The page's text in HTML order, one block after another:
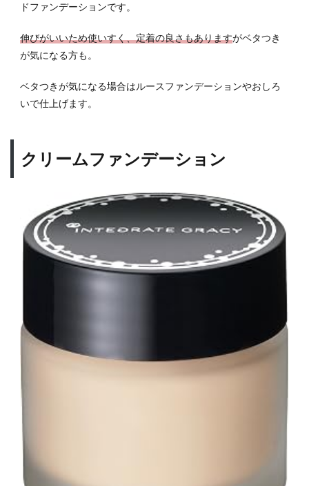
ドファンデーションです。
伸びがいいため使いすく、定着の良さもありますがベタつき
が気になる方も。
ベタつきが気になる場合はルースファンデーションやおしろ
いで仕上げます。
クリームファンデーション